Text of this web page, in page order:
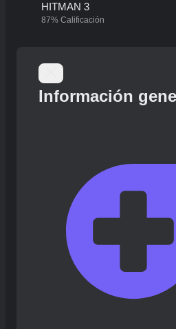
HITMAN 3
87% Calificación
Información